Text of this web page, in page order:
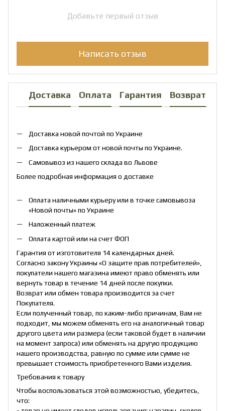
Добавьте первый отзыв
Написать отзыв
Доставка Оплата Гарантия Возврат
Доставка новой почтой по Украине
Доставка курьером от новой почты по Украине.
Самовывоз из нашего склада во Львове
Более подробная информация о доставке
Оплата наличными курьеру или в точке самовывоза
«Новой почты» по Украине
Наложенный платеж
Оплата картой или на счет ФОП
Гарантия от изготовителя 14 календарных дней.
Согласно закону Украины «О защите прав потребителей»,
покупатели нашего магазина имеют право обменять или
вернуть товар в течение 14 дней после покупки.
Возврат или обмен товара производится за счет
Покупателя.
Если полученный товар, по каким-либо причинам, Вам не
подходит, мы можем обменять его на аналогичный товар
другого цвета или размера (если таковой будет в наличии
на момент запроса) или обменять на другую продукцию
нашего производства, равную по сумме или сумме не
превышает стоимость приобретенного Вами изделия.
Требования к товару
Чтобы воспользоваться этой возможностью, убедитесь,
что: